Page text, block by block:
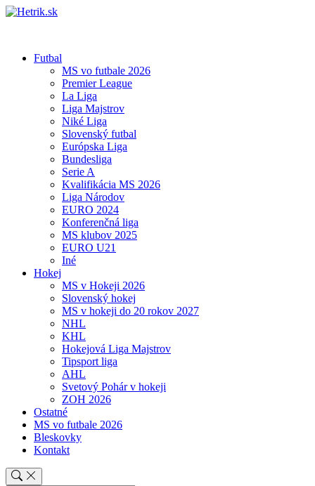
Futbal
MS vo futbale 2026
Premier League
La Liga
Liga Majstrov
Niké Liga
Slovenský futbal
Európska Liga
Bundesliga
Serie A
Kvalifikácia MS 2026
Liga Národov
EURO 2024
Konferenčná liga
MS klubov 2025
EURO U21
Iné
Hokej
MS v Hokeji 2026
Slovenský hokej
MS v hokeji do 20 rokov 2027
NHL
KHL
Hokejová Liga Majstrov
Tipsport liga
AHL
Svetový Pohár v hokeji
ZOH 2026
Ostatné
MS vo futbale 2026
Bleskovky
Kontakt